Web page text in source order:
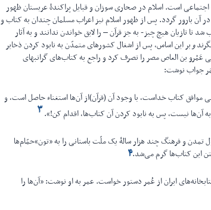
است. اسلام در صحاری سوزان و قبایل پراکندۀ عربستان ظهور
آن بارور گردد. پس از ظهور اسلام نیز اعراب مسلمان چندان به کتاب و
تازیان هیچ چیز- به جز قرآن – را لایق خواندن ندانند و به آثار
وبر این اساس، پس از اشغال کشورهای متمدّن به نابود کردن ذخایر
بن العاص مصر را تصرف کرد و راجع به کتاب‌های گرانبهای
جواب نوشت:
موافق کتاب خداست، با وجود آن (قرآن)از آن‌ها استغناء حاصل است، و
نیست، پس به نابود کردن آن کتاب‌ها، اقدام کن!».۳
و فرهنگ چند هزار سالۀ یک ملّت باستانی را به «تون»حمّام‌ها
۴
ایران از عُمر دستور خواست. عمر به او نوشت: «آن‌ها را